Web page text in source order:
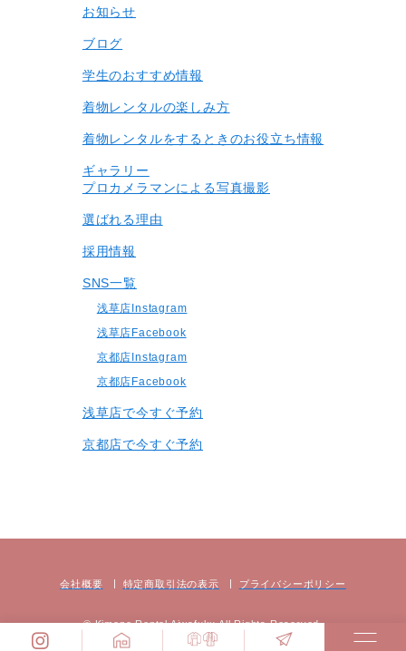
お知らせ
ブログ
学生のおすすめ情報
着物レンタルの楽しみ⽅
着物レンタルをするときのお役立ち情報
ギャラリー
プロカメラマンによる写真撮影
選ばれる理由
採用情報
SNS一覧
浅草店Instagram
浅草店Facebook
京都店Instagram
京都店Facebook
浅草店で今すぐ予約
京都店で今すぐ予約
会社概要 特定商取引法の表⽰ プライバシーポリシー
© Kimono Rental Aiwafuku All Rights Reserved.